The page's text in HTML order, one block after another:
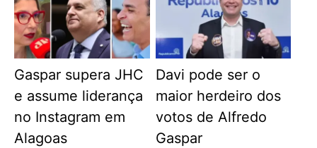
Gaspar supera JHC
e assume liderança
no Instagram em
Alagoas
Davi pode ser o
maior herdeiro dos
votos de Alfredo
Gaspar